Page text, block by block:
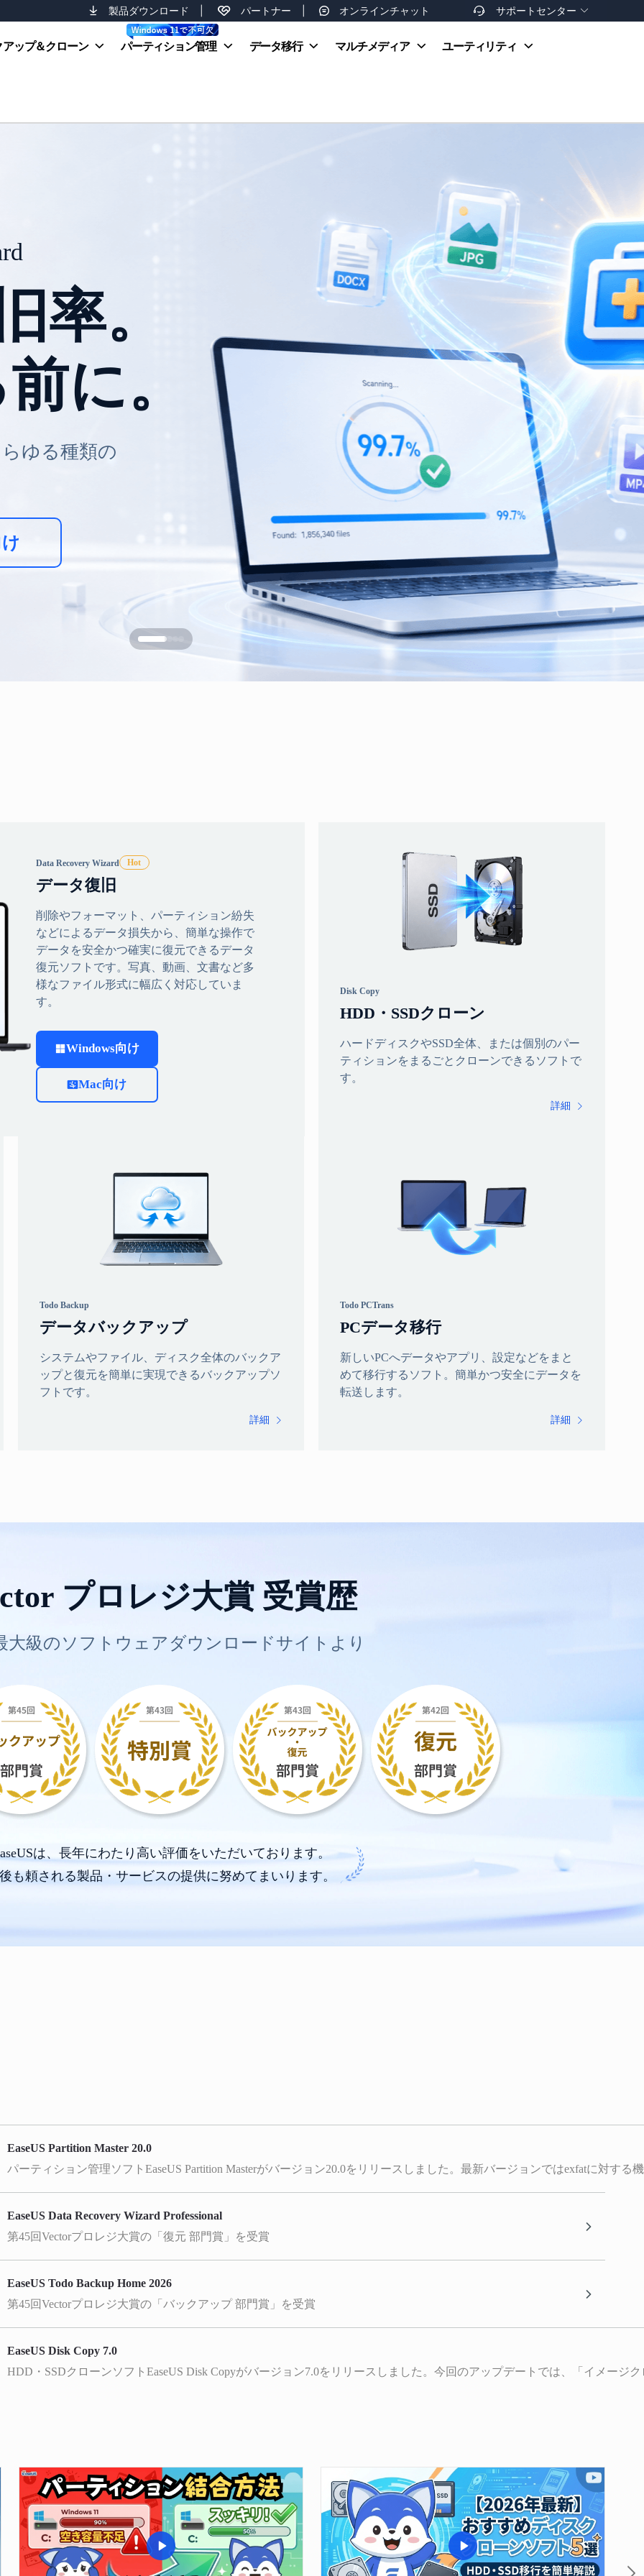
製品ダウンロード パートナー オンラインチャット  サポートセンター 
お支払い方法
アップ＆クローン パーティション管理 データ移行 マルチメディア ユーティリティ
を、
トに。
ローン作成、
Data Recovery Wizard
データ復旧
削除やフォーマット、パーティション紛失
などによるデータ損失から、簡単な操作で
データを安全かつ確実に復元できるデータ
復元ソフトです。写真、動画、文書など多
様なファイル形式に幅広く対応していま
す。
Windows向け
Mac向け
Disk Copy
HDD・SSDクローン
ハードディスクやSSD全体、または個別のパー
ティションをまるごとクローンできるソフトで
す。
詳細 
Todo Backup
データバックアップ
システムやファイル、ディスク全体のバックア
ップと復元を簡単に実現できるバックアップソ
フトです。
詳細 
Todo PCTrans
PCデータ移行
新しいPCへデータやアプリ、設定などをまと
めて移行するソフト。簡単かつ安全にデータを
転送します。
詳細 
プロレジ大賞 受賞歴
大級のソフトウェアダウンロードサイトより
は、長年にわたり高い評価をいただいております。
も頼される製品・サービスの提供に努めてまいります。
EaseUS Partition Master 20.0
EaseUS Data Recovery Wizard Professional
第45回Vectorプロレジ大賞の「復元 部門賞」を受賞
EaseUS Todo Backup Home 2026
第45回Vectorプロレジ大賞の「バックアップ 部門賞」を受賞
EaseUS Disk Copy 7.0